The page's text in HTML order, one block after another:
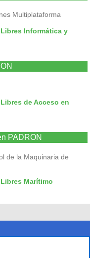
Multiplataforma
Informática y
de Acceso en
PADRON
de la Maquinaria de
Marítimo